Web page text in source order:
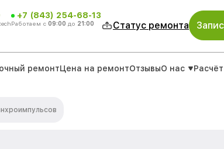
+7 (843) 254-68-13
Работаем с 09:00 до 21:00 Статус ремонта
ремонтЦена на ремонтОтзывыО нас